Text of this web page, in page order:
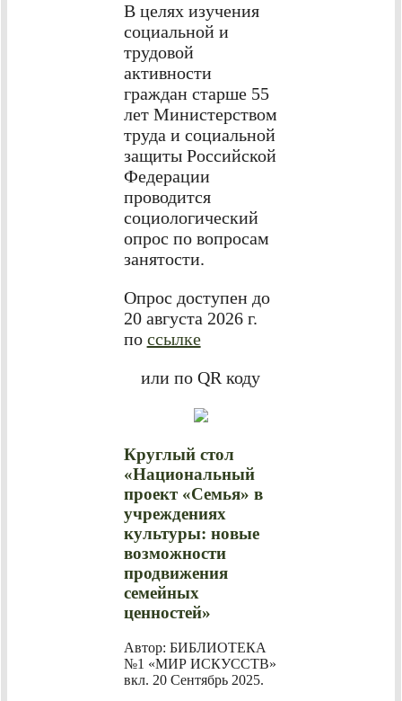
В целях изучения
социальной и
трудовой
активности
граждан старше 55
лет Министерством
труда и социальной
защиты Российской
Федерации
проводится
социологический
опрос по вопросам
занятости.
Опрос доступен до
20 августа 2026 г.
по ссылке
или по QR коду
Круглый стол
«Национальный
проект «Семья» в
учреждениях
культуры: новые
возможности
продвижения
семейных
ценностей»
Автор: БИБЛИОТЕКА
№1 «МИР ИСКУССТВ»
вкл. 20 Сентябрь 2025.